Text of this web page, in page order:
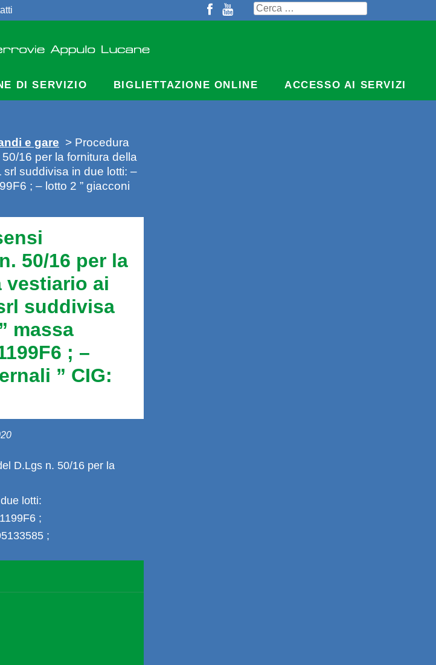
Ricerca
per:
DI SERVIZIO BIGLIETTAZIONE ONLINE ACCESSO AI SERVIZI
e gare > Procedura
16 per la fornitura della
suddivisa in due lotti: –
; – lotto 2 ” giacconi
50/16 per la
vestiario ai
suddivisa
massa
; –
” CIG:
D.Lgs n. 50/16 per la
lotti:
;
;